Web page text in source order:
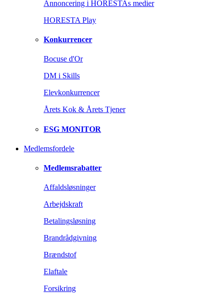
Annoncering i HORESTAs medier
HORESTA Play
Konkurrencer
Bocuse d'Or
DM i Skills
Elevkonkurrencer
Årets Kok & Årets Tjener
ESG MONITOR
Medlemsfordele
Medlemsrabatter
Affaldsløsninger
Arbejdskraft
Betalingsløsning
Brandrådgivning
Brændstof
Elaftale
Forsikring